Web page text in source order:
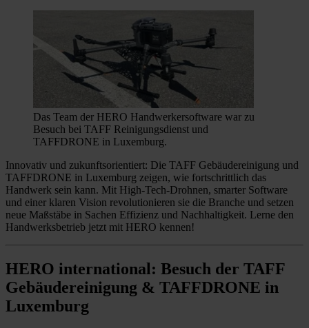
Das Team der HERO Handwerkersoftware war zu
Besuch bei TAFF Reinigungsdienst und
TAFFDRONE in Luxemburg.
Innovativ und zukunftsorientiert: Die TAFF Gebäudereinigung und
TAFFDRONE in Luxemburg zeigen, wie fortschrittlich das
Handwerk sein kann. Mit High-Tech-Drohnen, smarter Software
und einer klaren Vision revolutionieren sie die Branche und setzen
neue Maßstäbe in Sachen Effizienz und Nachhaltigkeit. Lerne den
Handwerksbetrieb jetzt mit HERO kennen!
HERO international: Besuch der TAFF
Gebäudereinigung & TAFFDRONE in
Luxemburg